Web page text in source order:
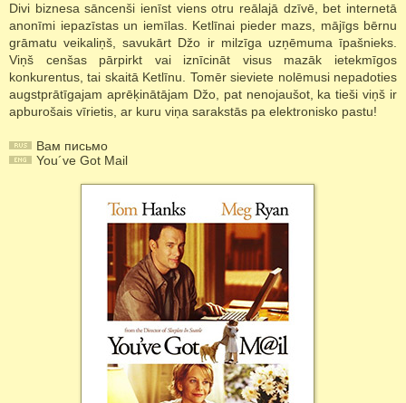
Divi biznesa sāncenši ienīst viens otru reālajā dzīvē, bet internetā
anonīmi iepazīstas un iemīlas. Ketlīnai pieder mazs, mājīgs bērnu
grāmatu veikaliņš, savukārt Džo ir milzīga uzņēmuma īpašnieks.
Viņš cenšas pārpirkt vai iznīcināt visus mazāk ietekmīgos
konkurentus, tai skaitā Ketlīnu. Tomēr sieviete nolēmusi nepadoties
augstprātīgajam aprēķinātājam Džo, pat nenojaušot, ka tieši viņš ir
apburošais vīrietis, ar kuru viņa sarakstās pa elektronisko pastu!
Вам письмо
You´ve Got Mail